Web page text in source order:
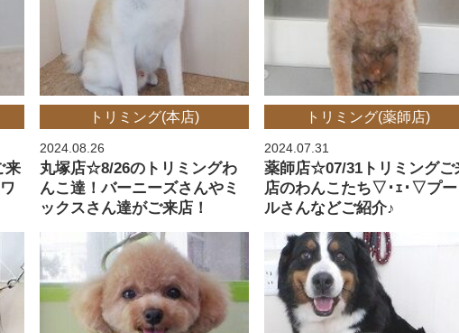
来
トリミング(本店)
2024.08.26
丸塚店☆8/26のトリミングわ
んこ達！バーニーズさんやミ
ックスさん達がご来店！
トリミング(薬師店)
2024.07.31
薬師店☆07/31トリミングご
店のわんこたち▽･ｪ･▽プ
ルさんなどご紹介♪